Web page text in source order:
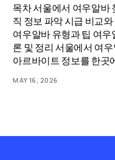
목차 서울에서 여우알바
직 정보 파악 시급 비교
여우알바 유형과 팁 여
론 및 정리 서울에서 여
아르바이트 정보를 한곳
MAY 16, 2026